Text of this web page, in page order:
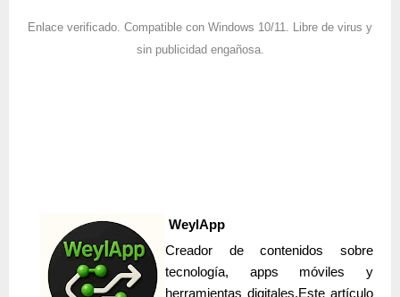
Enlace verificado. Compatible con Windows 10/11. Libre de virus y
sin publicidad engañosa.
WeylApp
Creador de contenidos sobre
tecnología, apps móviles y
herramientas digitales.Este artículo